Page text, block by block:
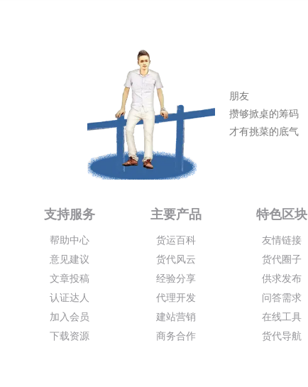
朋友
攒够掀桌的筹码
才有挑菜的底气
支持服务
帮助中心
意见建议
文章投稿
认证达人
加入会员
下载资源
主要产品
货运百科
货代风云
经验分享
代理开发
建站营销
商务合作
特色区块
友情链接
货代圈子
供求发布
问答需求
在线工具
货代导航